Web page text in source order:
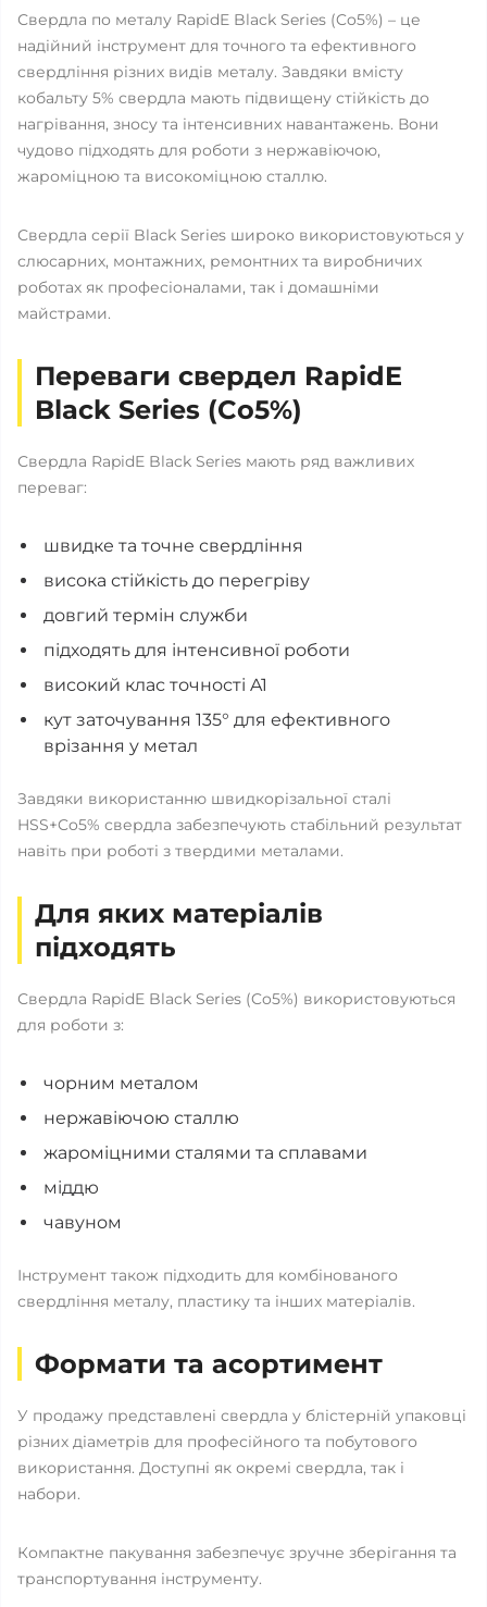
Свердла по металу RapidE Black Series (Co5%) – це
надійний інструмент для точного та ефективного
свердління різних видів металу. Завдяки вмісту
кобальту 5% свердла мають підвищену стійкість до
нагрівання, зносу та інтенсивних навантажень. Вони
чудово підходять для роботи з нержавіючою,
жароміцною та високоміцною сталлю.
Свердла серії Black Series широко використовуються у
слюсарних, монтажних, ремонтних та виробничих
роботах як професіоналами, так і домашніми
майстрами.
Переваги свердел RapidE
Black Series (Co5%)
Свердла RapidE Black Series мають ряд важливих
переваг:
швидке та точне свердління
висока стійкість до перегріву
довгий термін служби
підходять для інтенсивної роботи
високий клас точності A1
кут заточування 135° для ефективного
врізання у метал
Завдяки використанню швидкорізальної сталі
HSS+Co5% свердла забезпечують стабільний результат
навіть при роботі з твердими металами.
Для яких матеріалів
підходять
Свердла RapidE Black Series (Co5%) використовуються
для роботи з:
чорним металом
нержавіючою сталлю
жароміцними сталями та сплавами
міддю
чавуном
Інструмент також підходить для комбінованого
свердління металу, пластику та інших матеріалів.
Формати та асортимент
У продажу представлені свердла у блістерній упаковці
різних діаметрів для професійного та побутового
використання. Доступні як окремі свердла, так і
набори.
Компактне пакування забезпечує зручне зберігання та
транспортування інструменту.